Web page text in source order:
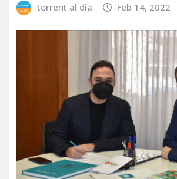
torrent al dia Feb 14, 2022